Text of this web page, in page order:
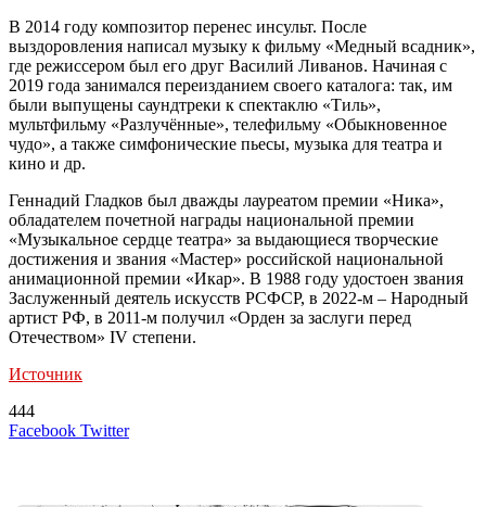
В 2014 году композитор перенес инсульт. После
выздоровления написал музыку к фильму «Медный всадник»,
где режиссером был его друг Василий Ливанов. Начиная с
2019 года занимался переизданием своего каталога: так, им
были выпущены саундтреки к спектаклю «Тиль»,
мультфильму «Разлучённые», телефильму «Обыкновенное
чудо», а также симфонические пьесы, музыка для театра и
кино и др.
Геннадий Гладков был дважды лауреатом премии «Ника»,
обладателем почетной награды национальной премии
«Музыкальное сердце театра» за выдающиеся творческие
достижения и звания «Мастер» российской национальной
анимационной премии «Икар». В 1988 году удостоен звания
Заслуженный деятель искусств РСФСР, в 2022-м – Народный
артист РФ, в 2011-м получил «Орден за заслуги перед
Отечеством» IV степени.
Источник
444
Facebook TwitterLinkedIn
Tumblr
Reddit
Вконтакте
Одноклассники
Skype
Messenger
Messenger
WhatsApp
Telegram
Viber
Line
Поделиться
Печатать